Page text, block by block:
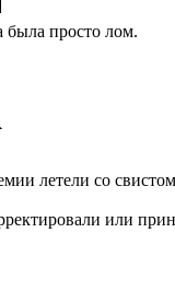
была просто лом.
летели со
или